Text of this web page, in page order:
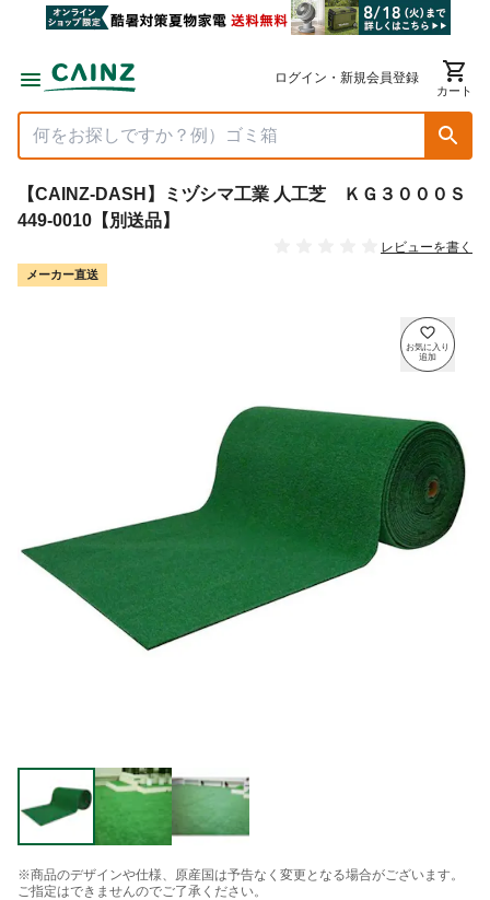
ログイン・新規会員登録
カート
【CAINZ-DASH】ミヅシマ工業 人工芝 ＫＧ３０００Ｓ
449-0010【別送品】
レビューを書く
メーカー直送
※商品のデザインや仕様、原産国は予告なく変更となる場合がございます。
ご指定はできませんのでご了承ください。